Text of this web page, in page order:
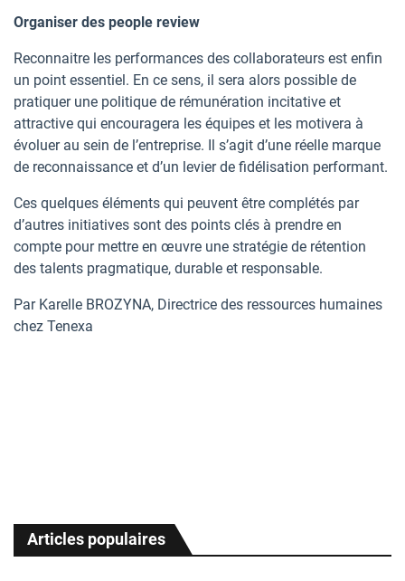
Organiser des people review
Reconnaitre les performances des collaborateurs est enfin
un point essentiel. En ce sens, il sera alors possible de
pratiquer une politique de rémunération incitative et
attractive qui encouragera les équipes et les motivera à
évoluer au sein de l’entreprise. Il s’agit d’une réelle marque
de reconnaissance et d’un levier de fidélisation performant.
Ces quelques éléments qui peuvent être complétés par
d’autres initiatives sont des points clés à prendre en
compte pour mettre en œuvre une stratégie de rétention
des talents pragmatique, durable et responsable.
Par Karelle BROZYNA, Directrice des ressources humaines
chez Tenexa
Articles populaires